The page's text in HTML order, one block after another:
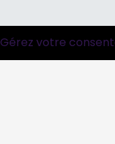
Gérez votre